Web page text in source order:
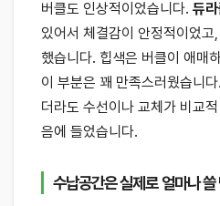
버클도 인상적이었습니다. 듀
있어서 체결감이 안정적이었
했습니다. 힙색은 버클이 애매
이 부분은 꽤 만족스러웠습니
더라도 수선이나 교체가 비교
음에 들었습니다.
수납공간은 실제로 얼마나 쓸